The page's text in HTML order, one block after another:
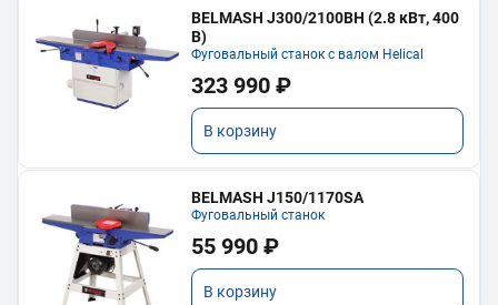
BELMASH J300/2100ВH (2.8 кВт, 400
В)
Фуговальный станок с валом Helical
323 990 ₽
В корзину
BELMASH J150/1170SA
Фуговальный станок
55 990 ₽
В корзину